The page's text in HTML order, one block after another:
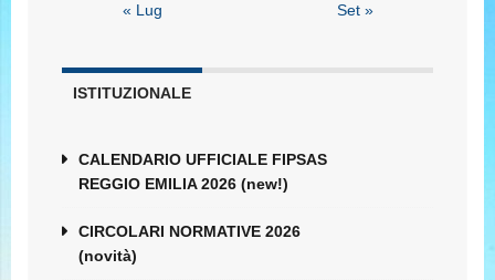
« Lug Set »
ISTITUZIONALE
CALENDARIO UFFICIALE FIPSAS
REGGIO EMILIA 2026 (new!)
CIRCOLARI NORMATIVE 2026
(novità)